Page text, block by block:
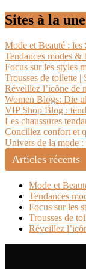
Sites à la une
Mode et Beauté : les
Tendances modes &
Focus sur les styles
Trousses de toilette |
Réveillez l’icône de
Women Blogs: Die
VIP Shop Blog :
Les chaussures
Conciliez confort et
Univers de la mode
Articles récents
Mode et
Tendances
Focus sur les
Trousses de
Réveillez